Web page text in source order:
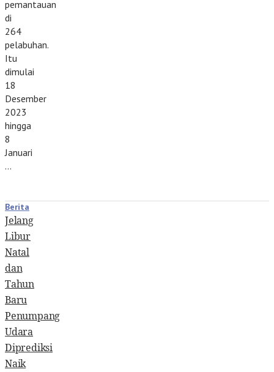
pemantauan
di
264
pelabuhan.
Itu
dimulai
18
Desember
2023
hingga
8
Januari
…
Berita
Jelang
Libur
Natal
dan
Tahun
Baru
Penumpang
Udara
Diprediksi
Naik